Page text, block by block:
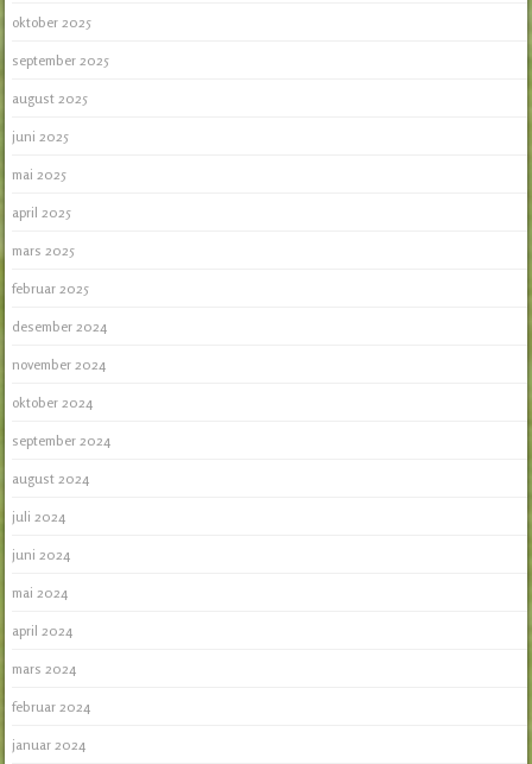
oktober 2025
september 2025
august 2025
juni 2025
mai 2025
april 2025
mars 2025
februar 2025
desember 2024
november 2024
oktober 2024
september 2024
august 2024
juli 2024
juni 2024
mai 2024
april 2024
mars 2024
februar 2024
januar 2024